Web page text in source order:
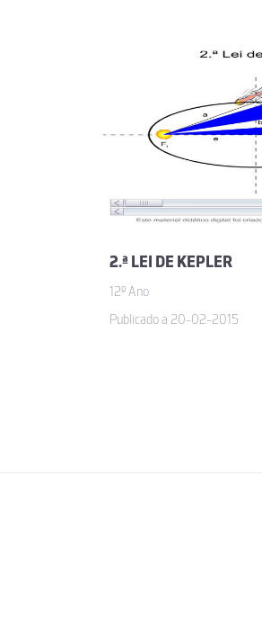
2.ª LEI DE KEPLER
12º Ano
Publicado a 20-02-2015